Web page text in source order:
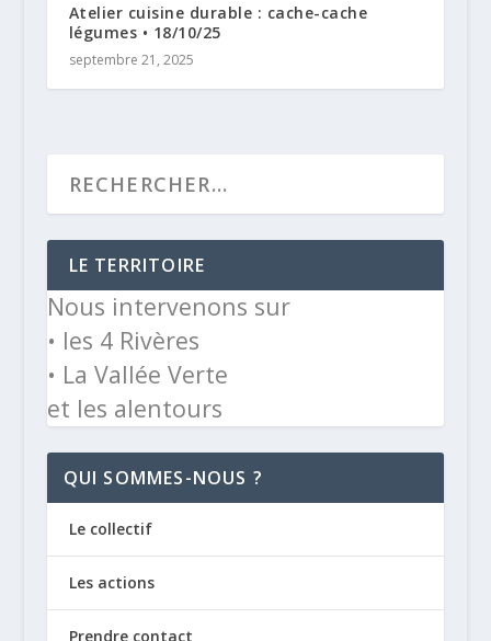
Atelier cuisine durable : cache-cache
légumes • 18/10/25
septembre 21, 2025
LE TERRITOIRE
Nous intervenons sur
• les 4 Rivères
• La Vallée Verte
et les alentours
QUI SOMMES-NOUS ?
Le collectif
Les actions
Prendre contact